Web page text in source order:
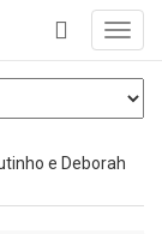
+
e Deborah